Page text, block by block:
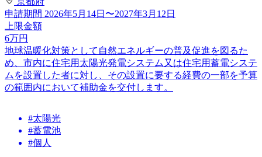
申請期間 2026年5月14日〜2027年3月12日
上限金額
6万円
地球温暖化対策として自然エネルギーの普及促進を図るた
め、市内に住宅用太陽光発電システム又は住宅用蓄電システ
ムを設置した者に対し、その設置に要する経費の一部を予算
の範囲内において補助金を交付します。
#太陽光
#蓄電池
#個人